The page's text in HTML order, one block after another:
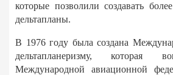
которые позволили создавать
дельтапланы.
В 1976 году была создана
дельтапланеризму,
Международной авиационной